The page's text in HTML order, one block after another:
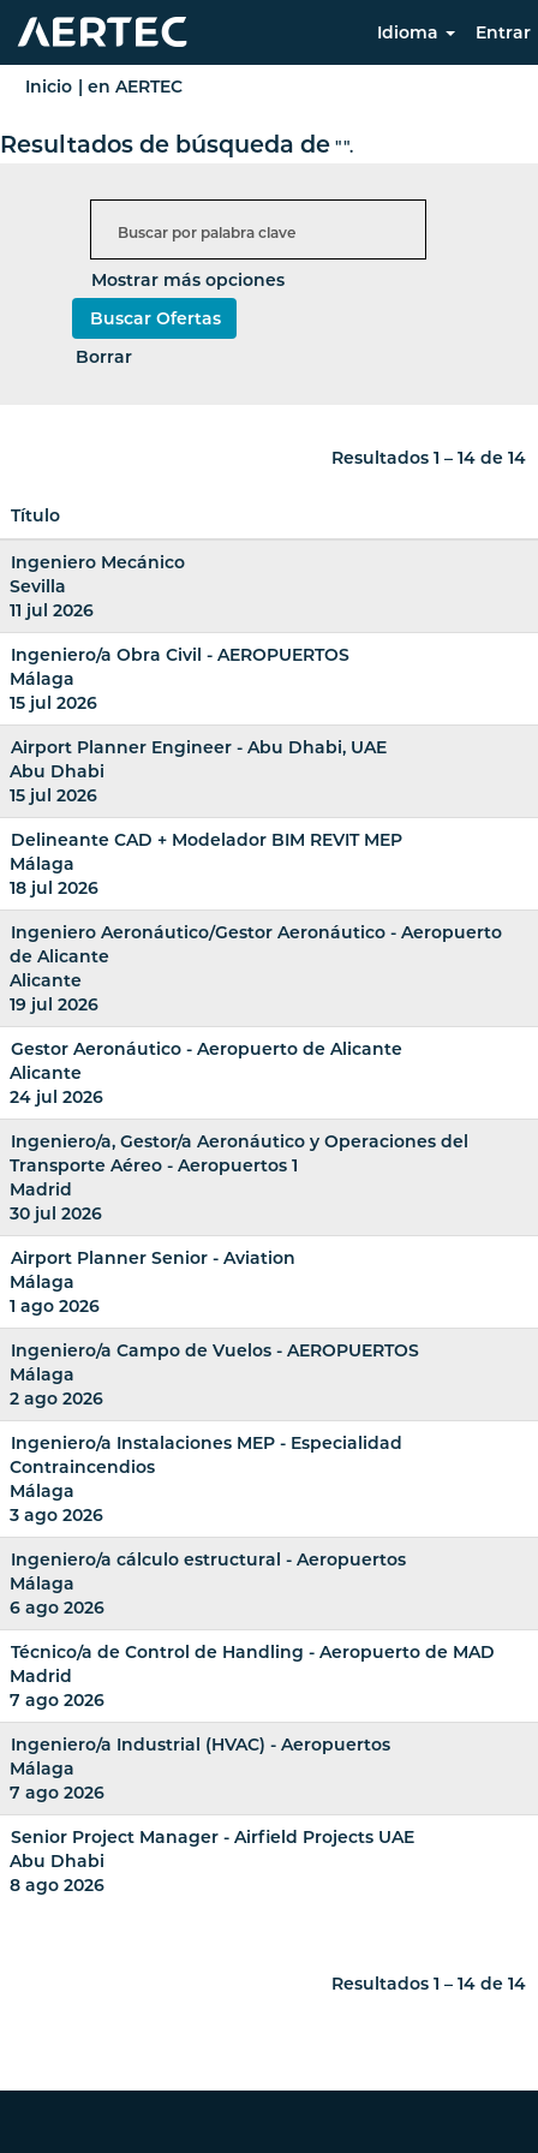
Idioma Entrar
Inicio | en AERTEC(página
Resultados de búsqueda de "".
Mostrar más opciones
Borrar
Resultados 1 – 14 de 14
Título
Ingeniero Mecánico
Sevilla
11 jul 2026
Ingeniero/a Obra Civil - AEROPUERTOS
Málaga
15 jul 2026
Airport Planner Engineer - Abu Dhabi, UAE
Abu Dhabi
15 jul 2026
Delineante CAD + Modelador BIM REVIT MEP
Málaga
18 jul 2026
Ingeniero Aeronáutico/Gestor Aeronáutico - Aeropuerto
de Alicante
Alicante
19 jul 2026
Gestor Aeronáutico - Aeropuerto de Alicante
Alicante
24 jul 2026
Ingeniero/a, Gestor/a Aeronáutico y Operaciones del
Transporte Aéreo - Aeropuertos 1
Madrid
30 jul 2026
Airport Planner Senior - Aviation
Málaga
1 ago 2026
Ingeniero/a Campo de Vuelos - AEROPUERTOS
Málaga
2 ago 2026
Ingeniero/a Instalaciones MEP - Especialidad
Contraincendios
Málaga
3 ago 2026
Ingeniero/a cálculo estructural - Aeropuertos
Málaga
6 ago 2026
Técnico/a de Control de Handling - Aeropuerto de MAD
Madrid
7 ago 2026
Ingeniero/a Industrial (HVAC) - Aeropuertos
Málaga
7 ago 2026
Senior Project Manager - Airfield Projects UAE
Abu Dhabi
8 ago 2026
Resultados 1 – 14 de 14